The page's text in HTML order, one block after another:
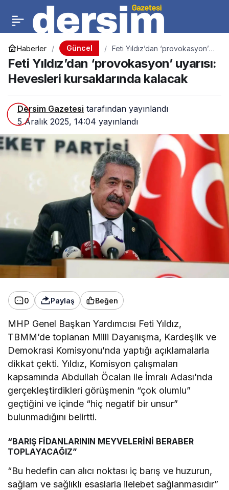
Haberler Güncel
Feti Yıldız’dan ‘provokasyon’
uyarısı: Hevesleri kursaklarında
kalacak
Feti Yıldız’dan ‘provokasyon’ uyarısı:
Hevesleri kursaklarında kalacak
Dersim Gazetesi tarafından yayınlandı
5 Aralık 2025, 14:04 yayınlandı
0 Paylaş Beğen
MHP Genel Başkan Yardımcısı Feti Yıldız,
TBMM’de toplanan Milli Dayanışma, Kardeşlik ve
Demokrasi Komisyonu’nda yaptığı açıklamalarla
dikkat çekti. Yıldız, Komisyon çalışmaları
kapsamında Abdullah Öcalan ile İmralı Adası’nda
gerçekleştirdikleri görüşmenin “çok olumlu”
geçtiğini ve içinde “hiç negatif bir unsur”
bulunmadığını belirtti.
“BARIŞ FİDANLARININ MEYVELERİNİ BERABER
TOPLAYACAĞIZ”
“Bu hedefin can alıcı noktası iç barış ve huzurun,
sağlam ve sağlıklı esaslarla ilelebet sağlanmasıdır”